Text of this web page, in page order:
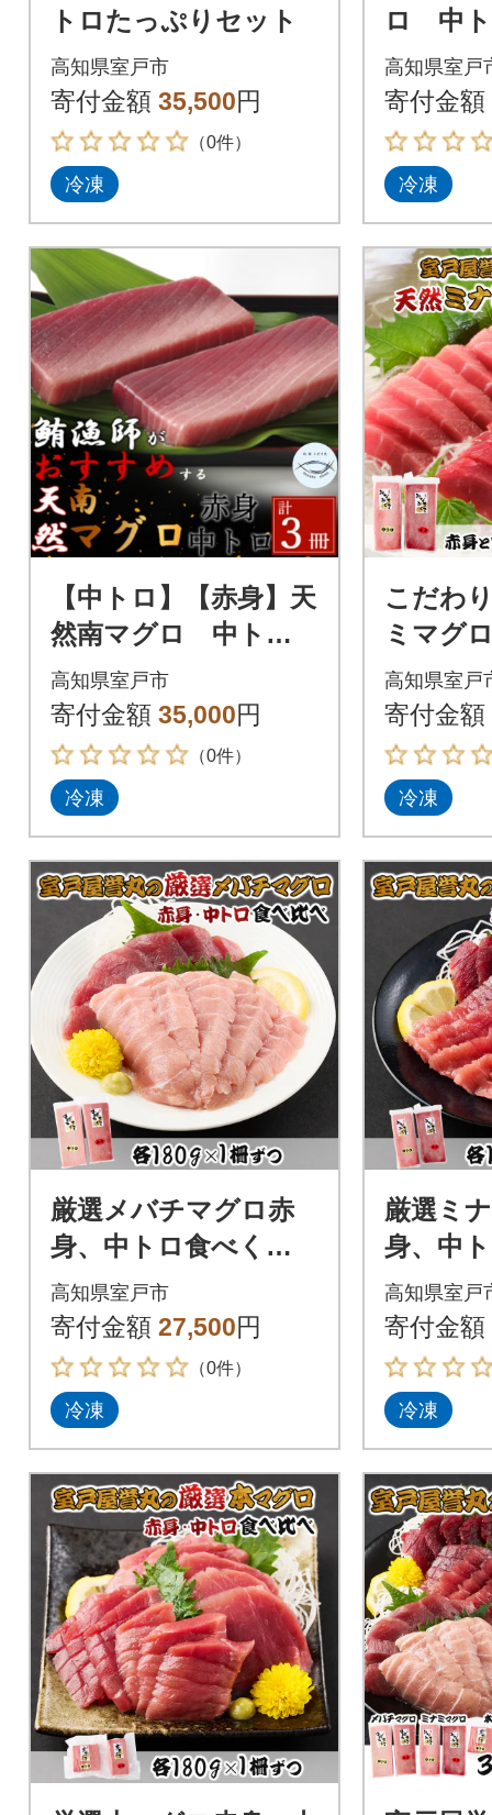
トロたっぷりセット
高知県室戸市
寄付金額 35,500円
（0件）
冷凍
ロ 中
【解凍
高知県室戸
寄付金額
冷凍
【中トロ】【赤身】天
然南マグロ 中トロ2
柵 赤身1柵
高知県室戸市
寄付金額 35,000円
（0件）
冷凍
こだわ
ミマグ
ナミマ
身各1柵
高知県室戸
寄付金額
冷凍
厳選メバチマグロ赤
身、中トロ食べくら
べ【誉丸】
高知県室戸市
寄付金額 27,500円
（0件）
冷凍
厳選ミ
身、中
べ【誉
高知県室戸
寄付金額
冷凍